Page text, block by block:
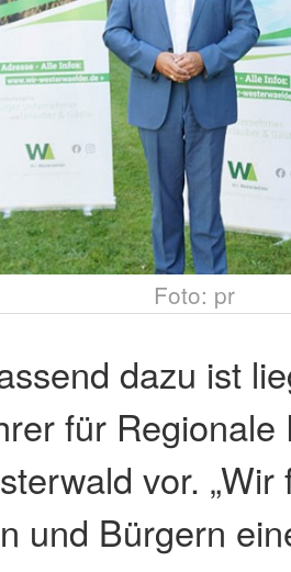
Foto: pr
dazu ist
für
vor.
und Bürgern